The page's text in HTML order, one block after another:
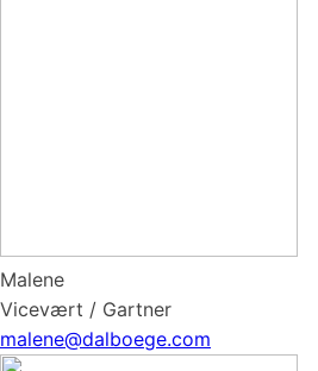
Malene
Vicevært / Gartner
malene@dalboege.com